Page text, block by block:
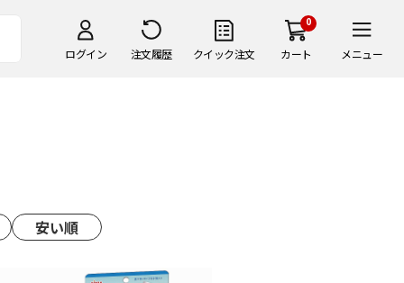
ログイン 注文履歴 クイック注文
0
カート メニュー
安い順